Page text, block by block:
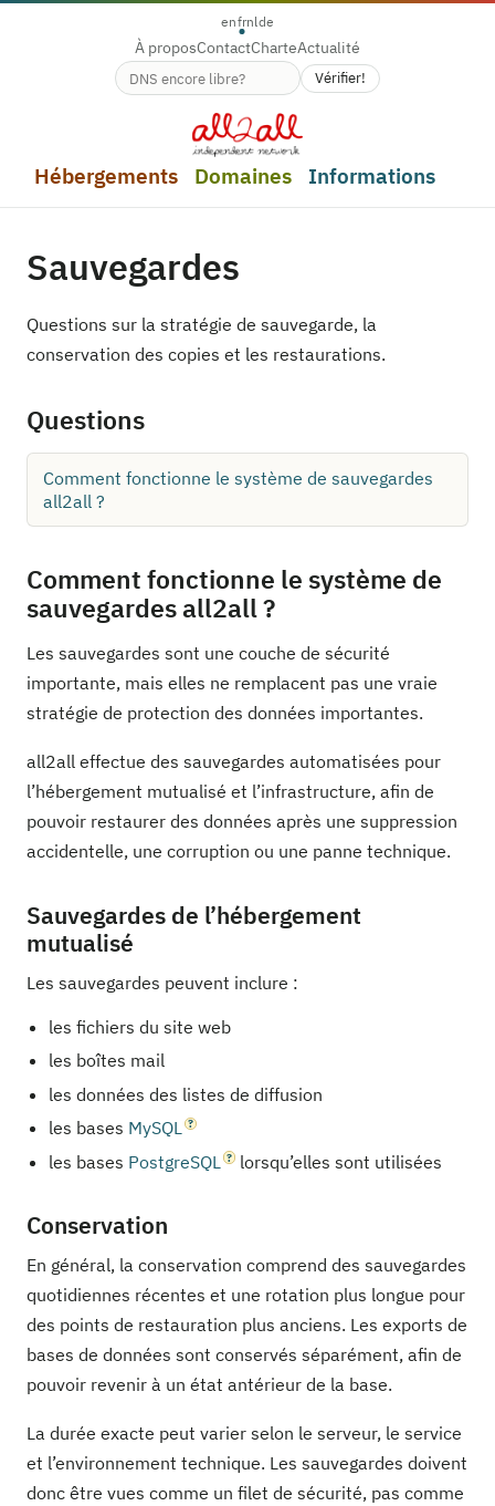
enfrnlde
À proposContactCharteActualité
Disponibilité du nom de domaine
Vérifier!
Hébergements Domaines Informations
Sauvegardes
Questions sur la stratégie de sauvegarde, la
conservation des copies et les restaurations.
Questions
Comment fonctionne le système de sauvegardes
all2all ?
Comment fonctionne le système de
sauvegardes all2all ?
Les sauvegardes sont une couche de sécurité
importante, mais elles ne remplacent pas une vraie
stratégie de protection des données importantes.
all2all effectue des sauvegardes automatisées pour
l’hébergement mutualisé et l’infrastructure, afin de
pouvoir restaurer des données après une suppression
accidentelle, une corruption ou une panne technique.
Sauvegardes de l’hébergement
mutualisé
Les sauvegardes peuvent inclure :
les fichiers du site web
les boîtes mail
les données des listes de diffusion
les bases MySQL
les bases PostgreSQL lorsqu’elles sont utilisées
Conservation
En général, la conservation comprend des sauvegardes
quotidiennes récentes et une rotation plus longue pour
des points de restauration plus anciens. Les exports de
bases de données sont conservés séparément, afin de
pouvoir revenir à un état antérieur de la base.
La durée exacte peut varier selon le serveur, le service
et l’environnement technique. Les sauvegardes doivent
donc être vues comme un filet de sécurité, pas comme